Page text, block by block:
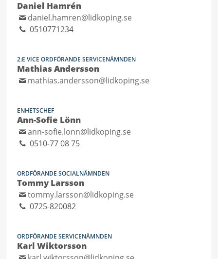
Daniel Hamrén
daniel.hamren@lidkoping.se
0510771234
2:E VICE ORDFÖRANDE SERVICENÄMNDEN
Mathias Andersson
mathias.andersson@lidkoping.se
ENHETSCHEF
Ann-Sofie Lönn
ann-sofie.lonn@lidkoping.se
0510-77 08 75
ORDFÖRANDE SOCIALNÄMNDEN
Tommy Larsson
tommy.larsson@lidkoping.se
0725-820082
ORDFÖRANDE SERVICENÄMNDEN
Karl Wiktorsson